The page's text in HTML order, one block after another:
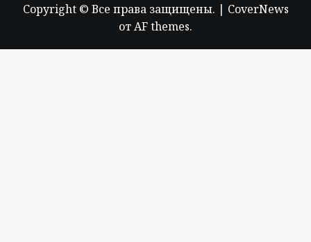
Copyright © Все права защищены. | CoverNews
от AF themes.